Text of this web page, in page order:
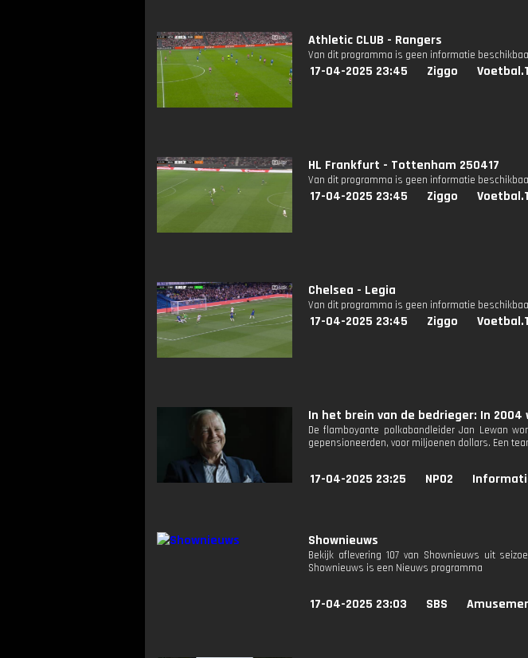
Athletic CLUB - Rangers
Van dit programma is geen informatie
17-04-2025 23:45 Ziggo
HL Frankfurt - Tottenham 250417
Van dit programma is geen informatie
17-04-2025 23:45 Ziggo
Chelsea - Legia
Van dit programma is geen informatie
17-04-2025 23:45 Ziggo
In het brein van de bedrieger: In
De flamboyante polkabandleider Jan Lewan
gepensioneerden, voor miljoenen dollars. Een
17-04-2025 23:25 NPO2
Shownieuws
Bekijk aflevering 107 van Shownieuws uit
Shownieuws is een Nieuws programma
17-04-2025 23:03 SBS